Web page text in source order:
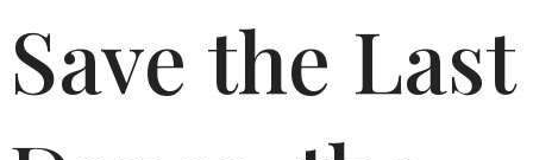
Save the Last